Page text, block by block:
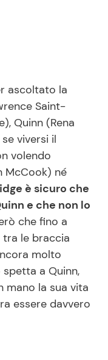
ascoltato la
Saint-
Quinn (Rena
viversi il
volendo
McCook) né
è sicuro che
e che non lo
che fino a
le braccia
molto
a Quinn,
mano la sua vita
essere davvero